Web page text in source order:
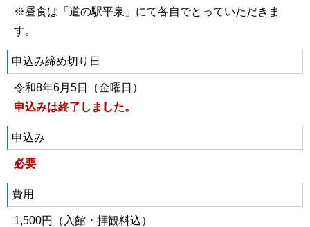
※昼食は「道の駅平泉」にて各自でとっていただきま
す。
申込み締め切り日
令和8年6月5日（金曜日）
申込みは終了しました。
申込み
必要
費用
1,500円（入館・拝観料込）